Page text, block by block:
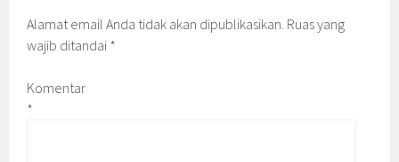
Alamat email Anda tidak akan dipublikasikan. Ruas yang
wajib ditandai *
Komentar
*